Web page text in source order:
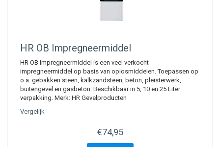
impregneren. De Impregneermiddelenspecialist is bereikbaar voor
voor advies voordat u een bestelling bij ons plaatst.
Toepassingen
Het impregneermiddel voor dakpannen is ook te gebruiken voor het
impregneren van:
Betonvloeren
HR OB Impregneermiddel
HR OB Impregneermiddel is een veel verkocht
impregneermiddel op basis van oplosmiddelen. Toepassen op
o.a. gebakken steen, kalkzandsteen, beton, pleisterwerk,
buitengevel en gasbeton. Beschikbaar in 5, 10 en 25 Liter
verpakking. Merk: HR Gevelproducten
Vergelijk
€74,95